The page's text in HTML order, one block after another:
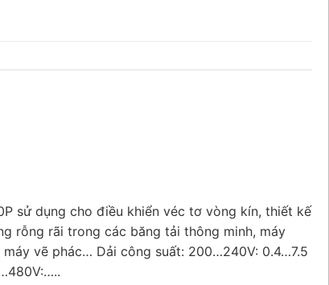
sử dụng cho điều khiển véc tơ vòng kín, thiết kế
rỗng rãi trong các băng tải thông minh, máy
vẽ phác… Dải công suất: 200…240V: 0.4…7.5